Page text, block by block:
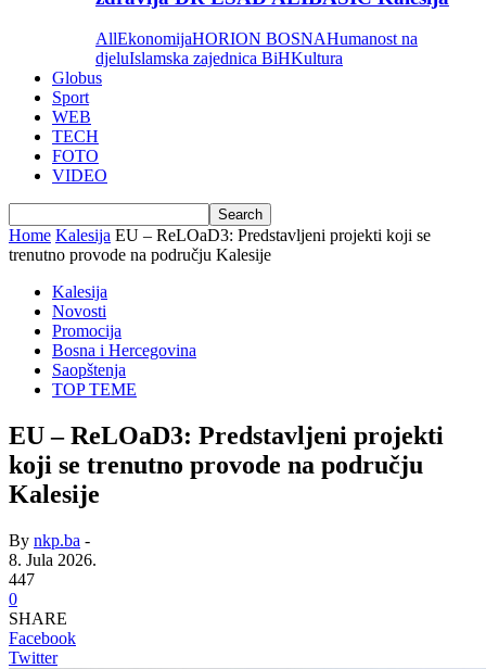
AllEkonomijaHORION BOSNAHumanost na
djeluIslamska zajednica BiHKultura
Globus
Sport
WEB
TECH
FOTO
VIDEO
Home Kalesija EU – ReLOaD3: Predstavljeni projekti koji se
trenutno provode na području Kalesije
Kalesija
Novosti
Promocija
Bosna i Hercegovina
Saopštenja
TOP TEME
EU – ReLOaD3: Predstavljeni projekti
koji se trenutno provode na području
Kalesije
By nkp.ba -
8. Jula 2026.
447
0
SHARE
Facebook
Twitter